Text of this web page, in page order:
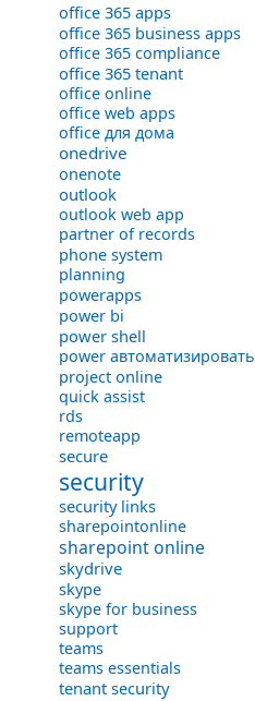
office 365 apps
office 365 business apps
office 365 compliance
office 365 tenant
office online
office web apps
office для дома
onedrive
onenote
outlook
outlook web app
partner of records
phone system
planning
powerapps
power bi
power shell
power автоматизировать
project online
quick assist
rds
remoteapp
secure
security
security links
sharepointonline
sharepoint online
skydrive
skype
skype for business
support
teams
teams essentials
tenant security